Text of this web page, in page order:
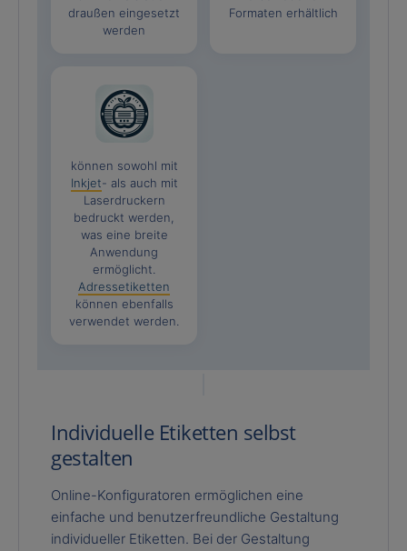
draußen eingesetzt
werden
Formaten erhältlich
können sowohl mit
Inkjet- als auch mit
Laserdruckern
bedruckt werden,
was eine breite
Anwendung
ermöglicht.
Adressetiketten
können ebenfalls
verwendet werden.
Individuelle Etiketten selbst
gestalten
Online-Konfiguratoren ermöglichen eine
einfache und benutzerfreundliche Gestaltung
individueller Etiketten. Bei der Gestaltung